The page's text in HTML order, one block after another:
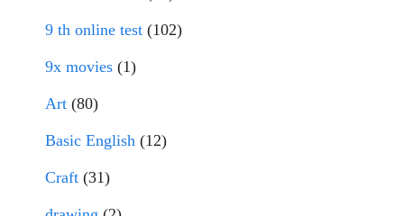
9 th online test (102)
9x movies (1)
Art (80)
Basic English (12)
Craft (31)